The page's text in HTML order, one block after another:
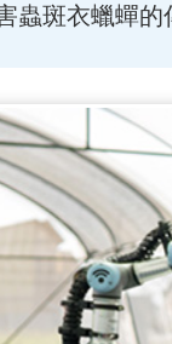
蟲斑衣蠟蟬的